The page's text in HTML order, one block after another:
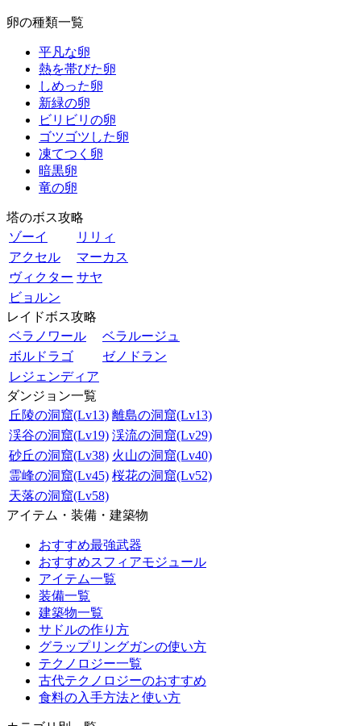
卵の種類一覧
平凡な卵
熱を帯びた卵
しめった卵
新緑の卵
ビリビリの卵
ゴツゴツした卵
凍てつく卵
暗黒卵
竜の卵
塔のボス攻略
ゾーイ
リリィ
アクセル
マーカス
ヴィクター サヤ
ビョルン
レイドボス攻略
ベラノワール
ベラルージュ
ボルドラゴ
ゼノドラン
レジェンディア
ダンジョン一覧
丘陵の洞窟(Lv13) 離島の洞窟(Lv13)
渓谷の洞窟(Lv19) 渓流の洞窟(Lv29)
砂丘の洞窟(Lv38) 火山の洞窟(Lv40)
霊峰の洞窟(Lv45) 桜花の洞窟(Lv52)
天落の洞窟(Lv58)
アイテム・装備・建築物
おすすめ最強武器
おすすめスフィアモジュール
アイテム一覧
装備一覧
建築物一覧
サドルの作り方
グラップリングガンの使い方
テクノロジー一覧
古代テクノロジーのおすすめ
食料の入手方法と使い方